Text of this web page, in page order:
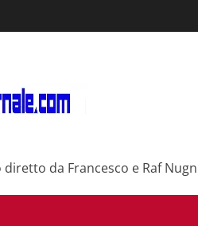
da Francesco e Raf